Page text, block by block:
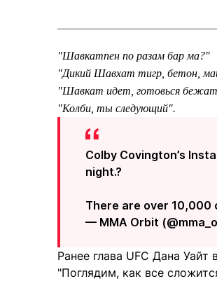
"Шавкатпен по разам бар ма?"
"Дикий Шавхат тигр, бетон,
"Шавкат идет, готовься
"Колби, ты следующий".
Colby Covington’s
night.?
There are over 10,000
— MMA Orbit
Ранее глава UFC Дана
"Поглядим, как все